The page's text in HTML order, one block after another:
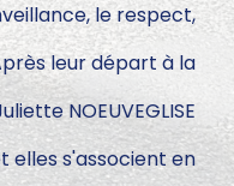
le respect,
leur départ à la
NOEUVEGLISE
elles s'associent en